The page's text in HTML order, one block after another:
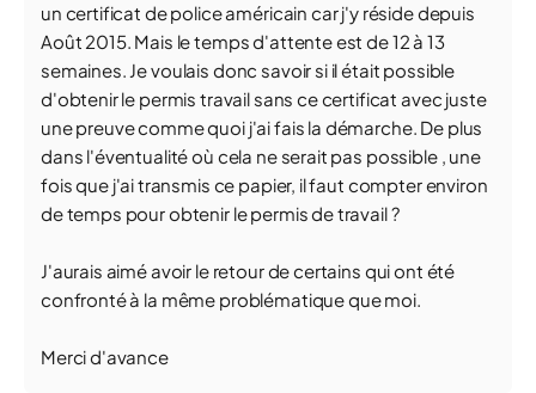
un certificat de police américain car j'y réside depuis
Août 2015. Mais le temps d'attente est de 12 à 13
semaines. Je voulais donc savoir si il était possible
d'obtenir le permis travail sans ce certificat avec juste
une preuve comme quoi j'ai fais la démarche. De plus
dans l'éventualité où cela ne serait pas possible , une
fois que j'ai transmis ce papier, il faut compter environ
de temps pour obtenir le permis de travail ?
J'aurais aimé avoir le retour de certains qui ont été
confronté à la même problématique que moi.
Merci d'avance